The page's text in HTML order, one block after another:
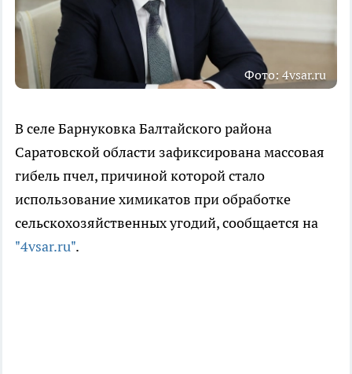
Фото: 4vsar.ru
В селе Барнуковка Балтайского района
Саратовской области зафиксирована массовая
гибель пчел, причиной которой стало
использование химикатов при обработке
сельскохозяйственных угодий, сообщается на
"4vsar.ru".